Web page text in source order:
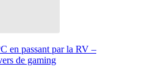
en passant par la RV –
de gaming